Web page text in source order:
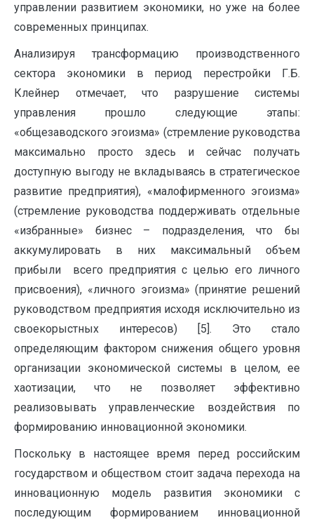
управлении развитием экономики, но уже на более
современных принципах.
Анализируя трансформацию производственного
сектора экономики в период перестройки Г.Б.
Клейнер отмечает, что разрушение системы
управления прошло следующие этапы:
«общезаводского эгоизма» (стремление руководства
максимально просто здесь и сейчас получать
доступную выгоду не вкладываясь в стратегическое
развитие предприятия), «малофирменного эгоизма»
(стремление руководства поддерживать отдельные
«избранные» бизнес – подразделения, что бы
аккумулировать в них максимальный объем
прибыли всего предприятия с целью его личного
присвоения), «личного эгоизма» (принятие решений
руководством предприятия исходя исключительно из
своекорыстных интересов) [5]. Это стало
определяющим фактором снижения общего уровня
организации экономической системы в целом, ее
хаотизации, что не позволяет эффективно
реализовывать управленческие воздействия по
формированию инновационной экономики.
Поскольку в настоящее время перед российским
государством и обществом стоит задача перехода на
инновационную модель развития экономики с
последующим формированием инновационной